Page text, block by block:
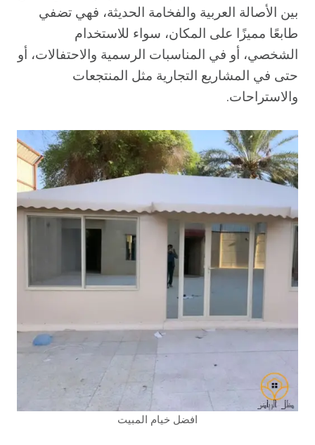
بين الأصالة العربية والفخامة الحديثة، فهي تضفي
طابعًا مميزًا على المكان، سواء للاستخدام
الشخصي، أو في المناسبات الرسمية والاحتفالات، أو
حتى في المشاريع التجارية مثل المنتجعات
والاستراحات.
افضل خيام المبيت